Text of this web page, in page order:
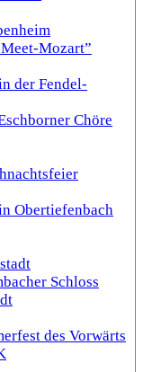
Mozart”
der Fendel-
Chöre
Obertiefenbach
Schloss
des Vorwärts